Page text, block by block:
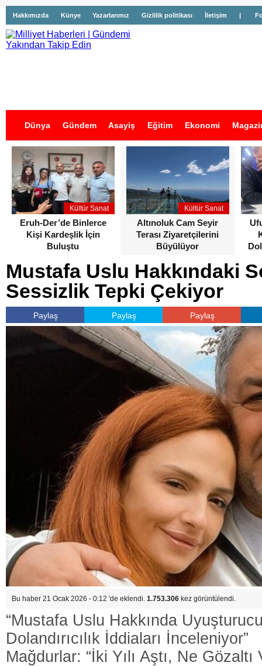
Hakkımızda Künye Yazarlarımız Gizlilik politikası İletişim |
Dünya Gündem Asayiş Eğitim Ekonomi
İş İlanları
Kültür Sanat
Eruh-Der’de Binlerce
Kişi Kardeşlik İçin
Buluştu
Kültür Sanat
Altınoluk Cam Seyir
Terası Ziyaretçilerini
Büyülüyor
Mustafa Uslu Hakkındaki
Sessizlik Tepki Çekiyor
Paylaş Paylaş Paylaş
Bu haber 21 Ocak 2026 - 0:12 'de eklendi. 1.753.306 kez görüntülendi.
“Mustafa Uslu Hakkında
Dolandırıcılık İddiaları İnceleniyor”
Mağdurlar: “İki Yılı Aştı, Ne Gözaltı